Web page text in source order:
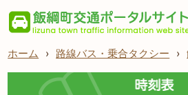
ホーム › 路線バス・乗合タクシー ›